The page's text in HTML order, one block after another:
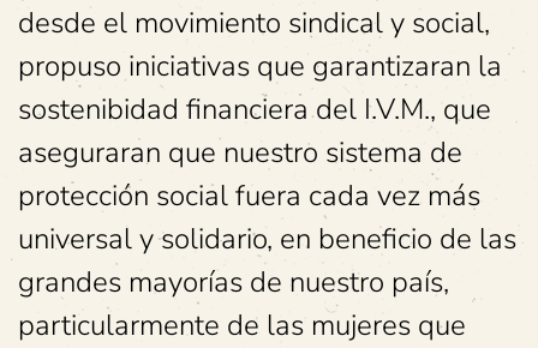
desde el movimiento sindical y social,
propuso iniciativas que garantizaran la
sostenibidad financiera del I.V.M., que
aseguraran que nuestro sistema de
protección social fuera cada vez más
universal y solidario, en beneficio de las
grandes mayorías de nuestro país,
particularmente de las mujeres que